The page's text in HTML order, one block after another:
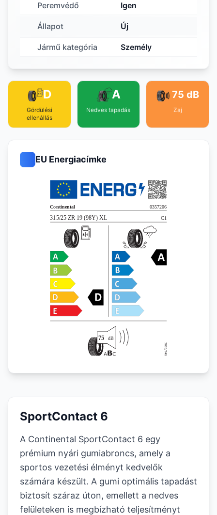
Peremvédő Igen
Állapot Új
Jármű kategória Személy
D
Gördülési
ellenállás
A
Nedves tapadás
75 dB
Zaj
EU Energiacímke
SportContact 6
A Continental SportContact 6 egy
prémium nyári gumiabroncs, amely a
sportos vezetési élményt kedvelők
számára készült. A gumi optimális tapadást
biztosít száraz úton, emellett a nedves
felületeken is megbízható teljesítményt